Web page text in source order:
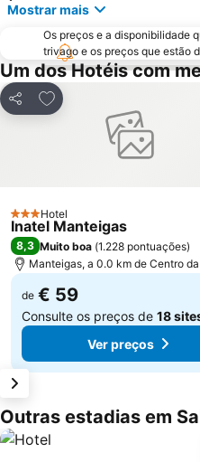
Mostrar mais
Os preços e a disponibilidade
trivago e os preços que estão
Um dos Hotéis com
Partilhar
Adicionar aos favoritos
3 Estrelas
Hotel
Inatel Manteigas
8,3 Muito boa (1.228 pontuações)
Manteigas, a 0.0 km de Centro
de € 59
Consulte os preços de 18
Ver preços
Outras estadias em